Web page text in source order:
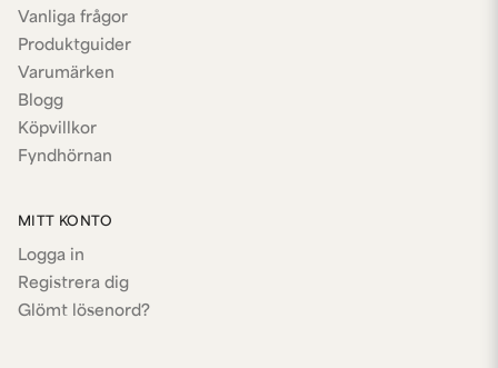
Vanliga frågor
Produktguider
Varumärken
Blogg
Köpvillkor
Fyndhörnan
MITT KONTO
Logga in
Registrera dig
Glömt lösenord?